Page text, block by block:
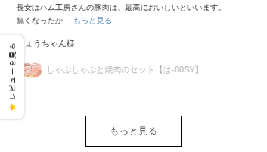
ったので大丈夫かなって心配しましたが、綺麗な...もっと見
る
埼玉のタッケン様
ジャパンフードセレクション受賞セット
【は-45JF】
もっと見る
★
レビューを見る